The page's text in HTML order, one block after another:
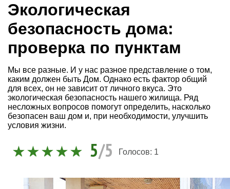
Экологическая
безопасность дома:
проверка по пунктам
Мы все разные. И у нас разное представление о том,
каким должен быть Дом. Однако есть фактор общий
для всех, он не зависит от личного вкуса. Это
экологическая безопасность нашего жилища. Ряд
несложных вопросов помогут определить, насколько
безопасен ваш дом и, при необходимости, улучшить
условия жизни.
5/5 Голосов: 1